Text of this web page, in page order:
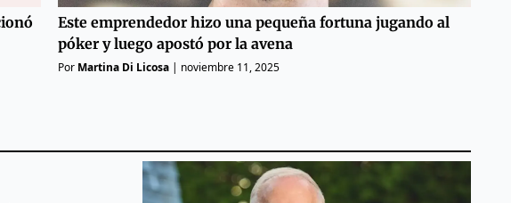
Este emprendedor hizo una pequeña fortuna jugando al
póker y luego apostó por la avena
Por Martina Di Licosa | noviembre 11, 2025